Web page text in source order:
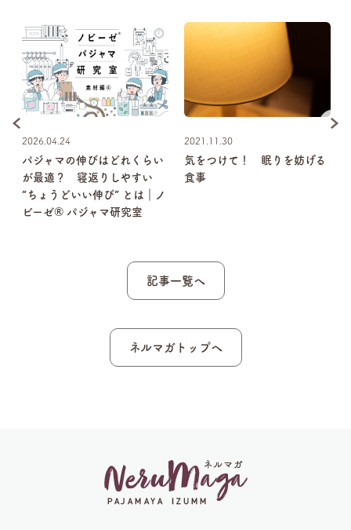
2026.04.24
パジャマの伸びはどれくらい
が最適？ 寝返りしやすい
“ちょうどいい伸び” とは｜ノ
ビーゼ® パジャマ研究室
2021.11.30
気をつけて！ 眠りを妨げる
食事
記事一覧へ
ネルマガトップへ